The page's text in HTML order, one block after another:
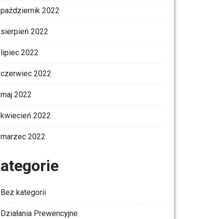
październik 2022
sierpień 2022
lipiec 2022
czerwiec 2022
maj 2022
kwiecień 2022
marzec 2022
Bez kategorii
Działania Prewencyjne